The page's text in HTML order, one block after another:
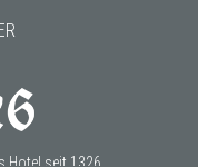
Hotel seit 1326